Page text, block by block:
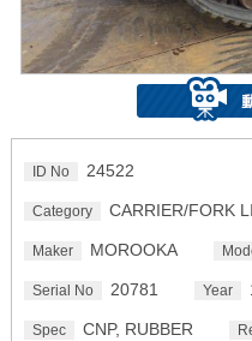
ID No 24522
Category CARRIER/FORK
Maker MOROOKA
Serial No 20781 Year
Spec CNP, RUBBER